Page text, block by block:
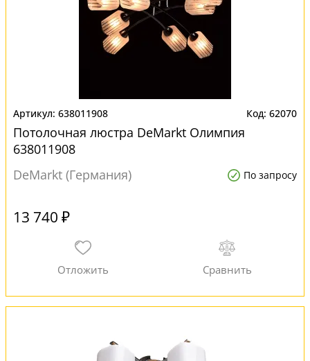
638011908 62070
Потолочная люстра DeMarkt Олимпия
638011908
DeMarkt (Германия)
По запросу
13 740 ₽